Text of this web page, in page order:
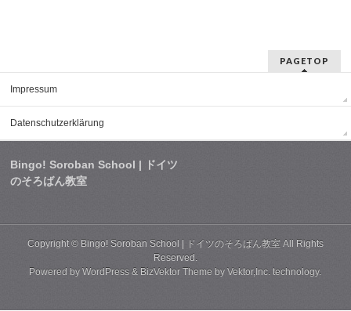
PAGETOP
Impressum
Datenschutzerklärung
Bingo! Soroban School | ドイツ
のそろばん教室
Copyright © Bingo! Soroban School | ドイツのそろばん教室All Rights
Reserved.
Powered byWordPress & BizVektor Theme byVektor,Inc. technology.